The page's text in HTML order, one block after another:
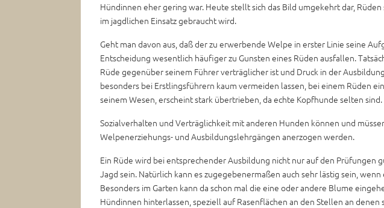
Hündinnen eher gering war. Heute stellt sich das Bild umgekehrt dar,
im jagdlichen Einsatz gebraucht wird.
Geht man davon aus, daß der zu erwerbende Welpe in erster Linie seine
Entscheidung wesentlich häufiger zu Gunsten eines Rüden ausfallen.
Rüde gegenüber seinem Führer verträglicher ist und Druck in der
besonders bei Erstlingsführern kaum vermeiden lassen, bei einem Rüden
seinem Wesen, erscheint stark übertrieben, da echte Kopfhunde selten
Sozialverhalten und Verträglichkeit mit anderen Hunden können und
Welpenerziehungs- und Ausbildungslehrgängen anerzogen werden.
Ein Rüde wird bei entsprechender Ausbildung nicht nur auf den Prüfungen
Jagd sein. Natürlich kann es zugegebenermaßen auch sehr lästig sein,
Besonders im Garten kann da schon mal die eine oder andere Blume
Hündinnen hinterlassen, speziell auf Rasenflächen an den Stellen an